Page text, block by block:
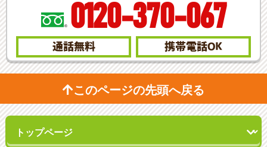
0120-370-067
通話無料 携帯電話OK
このページの先頭へ戻る